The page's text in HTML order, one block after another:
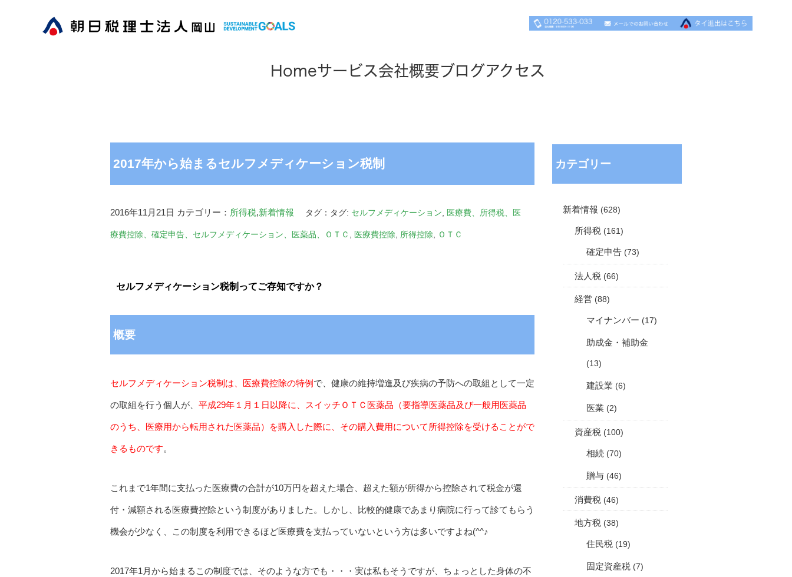
Homeサービス会社概要ブログアクセス
2017年から始まるセルフメディケーション税制
2016年11月21日 カテゴリー： 所得税,新着情報 タグ：タグ: セルフメディケーション 医療費、所得税、医
療費控除、確定申告、セルフメディケーション、医薬品、ＯＴＣ 医療費控除 所得控除 ＯＴＣ
セルフメディケーション税制ってご存知ですか？
概要
セルフメディケーション税制は、医療費控除の特例で、健康の維持増進及び疾病の予防への取組として一定
の取組を行う個人が、 平成29年１月１日以降に、スイッチＯＴＣ医薬品（要指導医薬品及び一般用医薬品
のうち、医療用から転用された医薬品）を購入した際に、その購入費用について所得控除を受けることがで
きるものです。
これまで1年間に支払った医療費の合計が10万円を超えた場合、超えた額が所得から控除されて税金が還
付・減額される医療費控除という制度がありました。しかし、比較的健康であまり病院に行って診てもらう
機会が少なく、この制度を利用できるほど医療費を支払っていないという方は多いですよね(^^♪
2017年1月から始まるこの制度では、そのような方でも・・・実は私もそうですが、ちょっとした身体の不
カテゴリー
新着情報 (628)
所得税 (161)
確定申告 (73)
法人税 (66)
経営 (88)
マイナンバー (17)
助成金・補助金
(13)
建設業 (6)
医業 (2)
資産税 (100)
相続 (70)
贈与 (46)
消費税 (46)
地方税 (38)
住民税 (19)
固定資産税 (7)